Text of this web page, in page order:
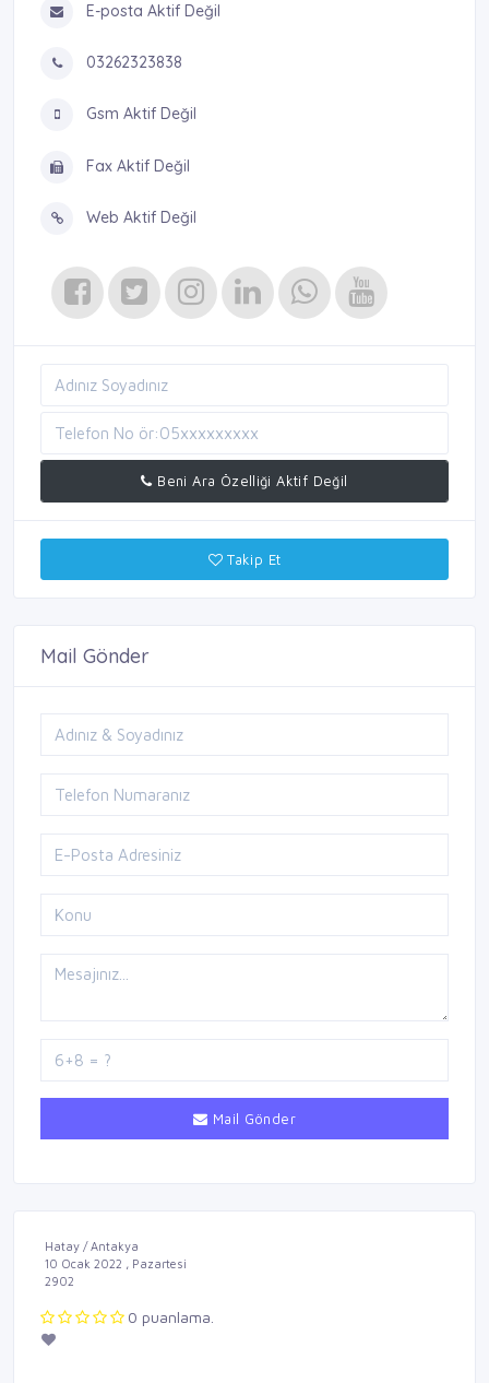
E-posta Aktif Değil
03262323838
Gsm Aktif Değil
Fax Aktif Değil
Web Aktif Değil
Beni Ara Özelliği Aktif Değil
Takip Et
Mail Gönder
Mail Gönder
Hatay / Antakya
10 Ocak 2022 , Pazartesi
2902
0 puanlama.